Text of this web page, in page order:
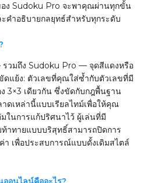
ง Sudoku Pro จะพาคุณผ่านทุกขั้น
คำอธิบายกลยุทธ์สำหรับทุกระดับ
วมถึง Sudoku Pro — จุดสีแดงหรือ
ดแย้ง: ตัวเลขที่คุณใส่ซ้ำกับตัวเลขที่มี
3×3 เดียวกัน ซึ่งขัดกับกฎพื้นฐาน
ดเหล่านี้แบบเรียลไทม์เพื่อให้คุณ
ในการแก้ปริศนาไว้ ผู้เล่นที่มี
าทายแบบบริสุทธิ์สามารถปิดการ
า เพื่อประสบการณ์แบบดั้งเดิมสไตล์